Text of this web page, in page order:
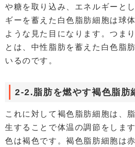
や糖を取り込み、エネルギーと
ギーを蓄えた白色脂肪細胞は球
ような見た目になります。つま
とは、中性脂肪を蓄えた白色脂
いるのです。
2-2.脂肪を燃やす褐色脂肪
これに対して褐色脂肪細胞は、
生することで体温の調節をしま
色は褐色です。褐色脂肪細胞は